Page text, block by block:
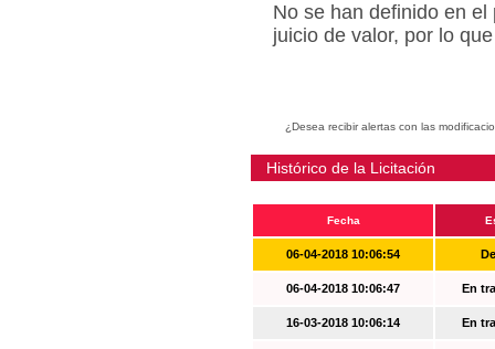
No se han definido en
juicio de valor, por lo
¿Desea recibir alertas con las
Histórico de la Licitación
Fecha
06-04-2018 10:06:54
06-04-2018 10:06:47 En
16-03-2018 10:06:14 En